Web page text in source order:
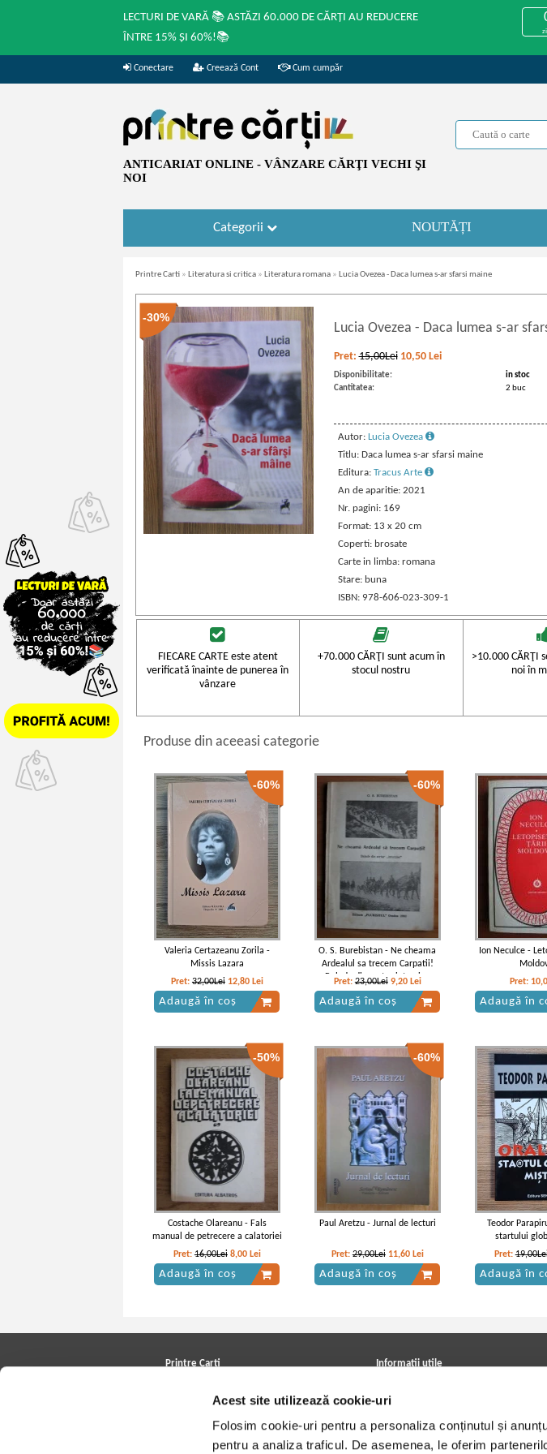
Acest site utilizează cookie-uri
Folosim cookie-uri pentru a personaliza conținutul și
pentru a analiza traficul. De asemenea, le oferim
LECTURI DE VARĂ 📚 ASTĂZI 60.000 DE CĂRȚI AU REDUCERE
ÎNTRE 15% ȘI 60%!📚
Conectare Creează Cont Cum cumpăr
ANTICARIAT ONLINE - VÂNZARE CĂRŢI VECHI ŞI
NOI
Categorii NOUTĂȚI
Printre Carti » Literatura si critica » Literatura romana » Lucia Ovezea - Daca lumea s-ar sfarsi maine
-30%
Lucia Ovezea - Daca lumea s-ar
Pret:15,00Lei 10,50 Lei
Disponibilitate:
in stoc
Cantitatea:
2 buc
Autor: Lucia Ovezea
Titlu: Daca lumea s-ar sfarsi maine
Editura: Tracus Arte
An de aparitie: 2021
Nr. pagini: 169
Format: 13 x 20 cm
Coperti: brosate
Carte in limba: romana
Stare: buna
ISBN: 978-606-023-309-1
FIECARE CARTE este atent
verificată înainte de punerea în
vânzare
+70.000 CĂRŢI sunt acum în
stocul nostru
>10.000 CĂRŢI
noi în
Produse din aceeasi categorie
-60%
Valeria Certazeanu Zorila -
Missis Lazara
Pret: 32,00Lei 12,80 Lei
Adaugă în coș
-60%
O. S. Burebistan - Ne cheama
Ardealul sa trecem Carpatii!
Balade din sertar interzise
Pret:23,00Lei 9,20 Lei
Adaugă în coș
Ion Neculce -
Pret:
Adaugă în
-50%
Costache Olareanu - Fals
manual de petrecere a calatoriei
Pret: 16,00Lei 8,00 Lei
Adaugă în coș
-60%
Paul Aretzu - Jurnal de lecturi
Pret:29,00Lei 11,60 Lei
Adaugă în coș
Teodor
startului
Pret:
Adaugă în
Printre Carti Informatii utile
Achizitii viniluri, casete, CD/DVD
Cum cumpar?
Politica de livrare